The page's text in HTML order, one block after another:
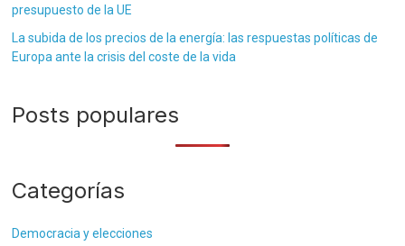
presupuesto de la UE
La subida de los precios de la energía: las respuestas políticas de
Europa ante la crisis del coste de la vida
Posts populares
Categorías
Democracia y elecciones